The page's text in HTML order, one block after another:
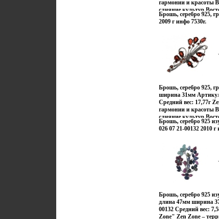
заряд настроения и
гармонии и красоты
слияние культур
сочетабшщпйние
противоположностей
безудержная
романтика
побережий Бали,
Милана – все это
шедеврах Zen
Zen Zone дарят вам
подчеркивать, менять
неповторимый образ,
заряд настроения и
Брошь, серебро 925,
2009 г инфо 7530r.
Брошь, серебро 925,
ширина 31мм
Средний вес: 17,77г
гармонии и красоты
слияние культур
бшщтзконтрастов и
Настроения
индийских дворцов,
рифов и лазурных
моды и тенденций
воплотилось в
взвычДизайнеры
дарят вам
подчеркивать, менять
неповторимый образ,
Брошь, серебро 925
026 07 21-00132 2010
Брошь, серебро 925
длина 47мм ширина
00132 Средний вес:
Zone" Zen Zone –